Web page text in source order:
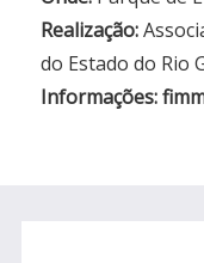
Realização:
do Estado do Rio
Informações: